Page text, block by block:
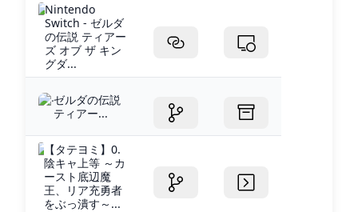
Nintendo
Switch - ゼルダ
の伝説 ティアー
ズ オブ ザ キン
グダ...
ゼルダの伝説
ティアー...
【タテヨミ】0.
陰キャ上等 ～カ
ースト底辺魔
王、リア充勇者
をぶっ潰す～...